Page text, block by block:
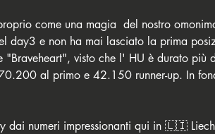
come una magia  del nostro
day3 e non ha mai lasciato la prima
visto che l' HU è durato più
al primo e 42.150 runner-up. In
dai numeri impressionanti qui in 🇱🇮